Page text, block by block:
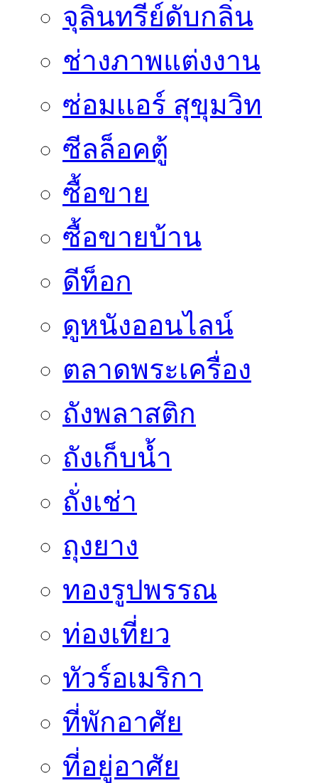
จุลินทรีย์ดับกลิ่น
ช่างภาพแต่งงาน
ซ่อมเเอร์ สุขุมวิท
ซีลล็อคตู้
ซื้อขาย
ซื้อขายบ้าน
ดีท็อก
ดูหนังออนไลน์
ตลาดพระเครื่อง
ถังพลาสติก
ถังเก็บน้ำ
ถั่งเช่า
ถุงยาง
ทองรูปพรรณ
ท่องเที่ยว
ทัวร์อเมริกา
ที่พักอาศัย
ที่อยู่อาศัย